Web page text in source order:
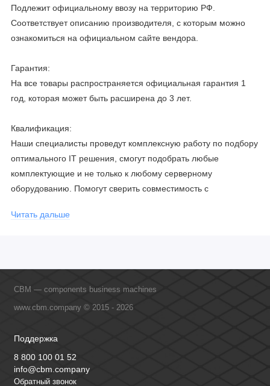
Подлежит официальному ввозу на территорию РФ.
Соответствует описанию производителя, с которым можно
ознакомиться на официальном сайте вендора.
Гарантия:
На все товары распространяется официальная гарантия 1
год, которая может быть расширена до 3 лет.
Квалификация:
Наши специалисты проведут комплексную работу по подбору
оптимального IT решения, смогут подобрать любые
комплектующие и не только к любому серверному
оборудованию. Помогут сверить совместимость с
официальными производителями и проводим регулярное
Читать дальше
CBM — components business machines
www.cbm.company © 2015 - 2026
Поддержка
8 800 100 01 52
info@cbm.company
Обратный звонок